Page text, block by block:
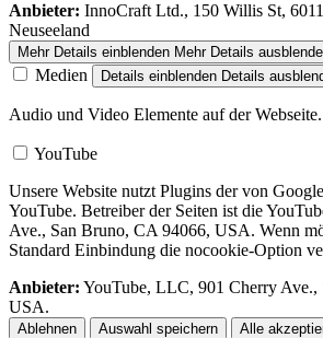
Anbieter: InnoCraft Ltd., 150 Willis St,
Neuseeland
Mehr Details einblenden Mehr Details
Medien Details einblenden Details
Audio und Video Elemente auf der Webseite.
YouTube
Unsere Website nutzt Plugins der von
YouTube. Betreiber der Seiten ist die
Ave., San Bruno, CA 94066, USA. Wenn
Standard Einbindung die nocookie-Option
Anbieter: YouTube, LLC, 901 Cherry Ave.,
USA.
Ablehnen Auswahl speichern Alle